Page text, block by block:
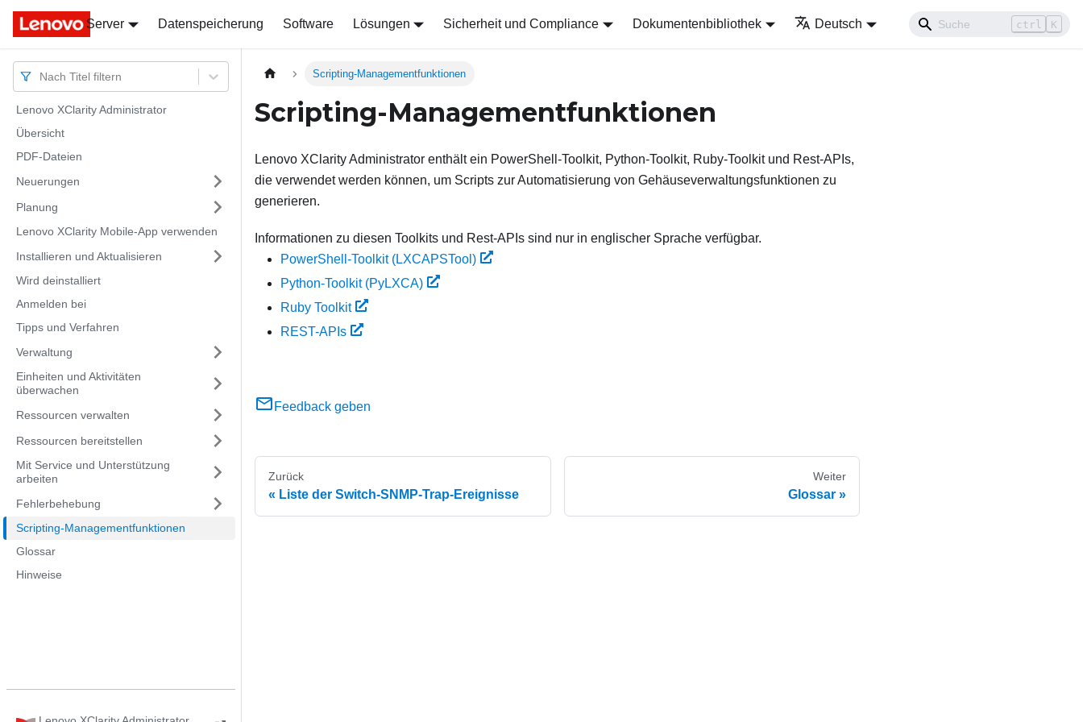
Docs
Server Datenspeicherung Software Lösungen Sicherheit und Compliance Dokumentenbibliothek Deutsch ctrl K
Docs
Nach Titel filtern
Lenovo XClarity Administrator
Übersicht
PDF-Dateien
Neuerungen
Planung
Lenovo XClarity Mobile-App verwenden
Installieren und Aktualisieren
Wird deinstalliert
Anmelden bei
Tipps und Verfahren
Verwaltung
Einheiten und Aktivitäten
überwachen
Ressourcen verwalten
Ressourcen bereitstellen
Mit Service und Unterstützung
arbeiten
Fehlerbehebung
Scripting-Managementfunktionen
Glossar
Hinweise
Scripting-Managementfunktionen
Scripting-Managementfunktionen
Lenovo XClarity Administrator enthält ein PowerShell-Toolkit, Python-Toolkit, Ruby-Toolkit und Rest-APIs,
die verwendet werden können, um Scripts zur Automatisierung von Gehäuseverwaltungsfunktionen zu
generieren.
Informationen zu diesen Toolkits und Rest-APIs sind nur in englischer Sprache verfügbar.
PowerShell-Toolkit (LXCAPSTool)
Python-Toolkit (PyLXCA)
Ruby Toolkit
REST-APIs
Feedback geben
Zurück
Liste der Switch-SNMP-Trap-Ereignisse
Weiter
Glossar